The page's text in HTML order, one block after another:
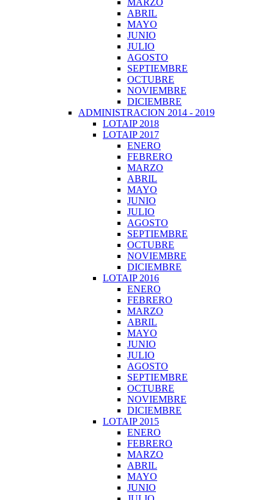
MARZO
ABRIL
MAYO
JUNIO
JULIO
AGOSTO
SEPTIEMBRE
OCTUBRE
NOVIEMBRE
DICIEMBRE
ADMINISTRACION 2014 - 2019
LOTAIP 2018
LOTAIP 2017
ENERO
FEBRERO
MARZO
ABRIL
MAYO
JUNIO
JULIO
AGOSTO
SEPTIEMBRE
OCTUBRE
NOVIEMBRE
DICIEMBRE
LOTAIP 2016
ENERO
FEBRERO
MARZO
ABRIL
MAYO
JUNIO
JULIO
AGOSTO
SEPTIEMBRE
OCTUBRE
NOVIEMBRE
DICIEMBRE
LOTAIP 2015
ENERO
FEBRERO
MARZO
ABRIL
MAYO
JUNIO